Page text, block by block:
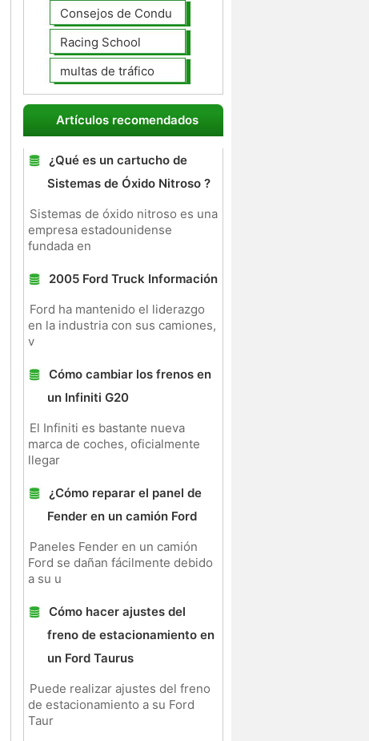
Consejos de Conducción
Racing School
multas de tráfico
Artículos recomendados
¿Qué es un cartucho de
Sistemas de Óxido Nitroso ?
Sistemas de óxido nitroso es una
empresa estadounidense
fundada en
2005 Ford Truck Información
Ford ha mantenido el liderazgo
en la industria con sus camiones,
v
Cómo cambiar los frenos en
un Infiniti G20
El Infiniti es bastante nueva
marca de coches, oficialmente
llegar
¿Cómo reparar el panel de
Fender en un camión Ford
Paneles Fender en un camión
Ford se dañan fácilmente debido
a su u
Cómo hacer ajustes del
freno de estacionamiento en
un Ford Taurus
Puede realizar ajustes del freno
de estacionamiento a su Ford
Taur